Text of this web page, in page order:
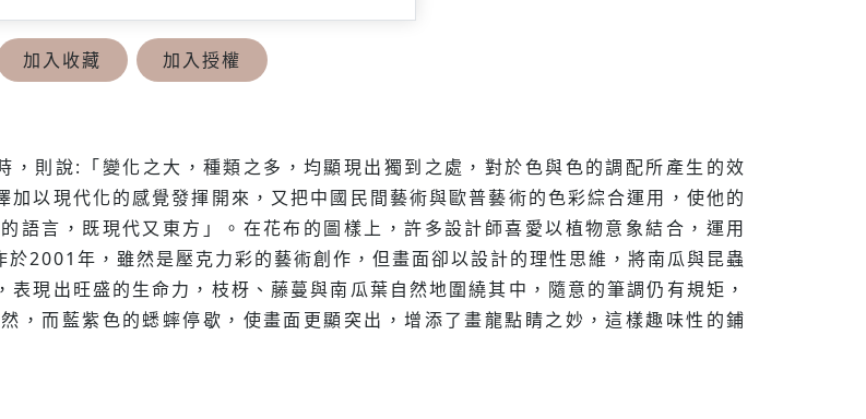
加入收藏 加入授權
則說:「變化之大，種類之多，均顯現出獨到之處，對於色與色的調配所產生的效
以現代化的感覺發揮開來，又把中國民間藝術與歐普藝術的色彩綜合運用，使他的
語言，既現代又東方」。在花布的圖樣上，許多設計師喜愛以植物意象結合，運用
2001年，雖然是壓克力彩的藝術創作，但畫面卻以設計的理性思維，將南瓜與昆蟲
現出旺盛的生命力，枝枒、藤蔓與南瓜葉自然地圍繞其中，隨意的筆調仍有規矩，
，而藍紫色的蟋蟀停歇，使畫面更顯突出，增添了畫龍點睛之妙，這樣趣味性的鋪